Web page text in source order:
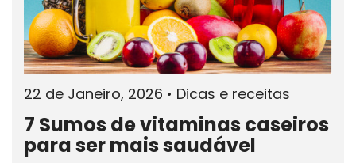
22 de Janeiro, 2026 • Dicas e receitas
7 Sumos de vitaminas caseiros
para ser mais saudável